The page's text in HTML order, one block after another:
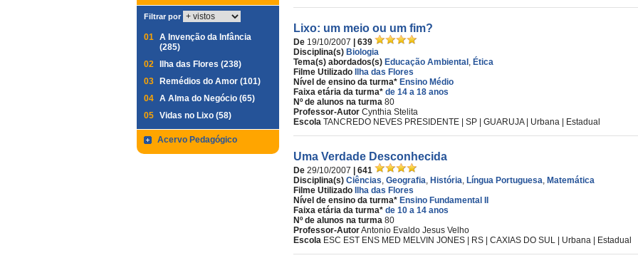
Filtrar por
01 A Invenção da Infância
(285)
02
Ilha das Flores (238)
03
Remédios do Amor (101)
04 A Alma do Negócio (65)
05 Vidas no Lixo (58)
Acervo Pedagógico
Lixo: um meio ou um fim?
De 19/10/2007
| 639
Disciplina(s) Biologia
Tema(s) abordados(s) Educação Ambiental , Ética
Filme Utilizado
Ilha das Flores
Nível de ensino da turma* Ensino Médio
Faixa etária da turma* de 14 a 18 anos
Nº de alunos na turma 80
Professor-Autor Cynthia Stelita
Escola TANCREDO NEVES PRESIDENTE | SP | GUARUJA | Urbana | Estadual
Uma Verdade Desconhecida
De 29/10/2007
| 641
Disciplina(s) Ciências, Geografia, História, Língua Portuguesa, Matemática
Filme Utilizado
Ilha das Flores
Nível de ensino da turma* Ensino Fundamental II
Faixa etária da turma* de 10 a 14 anos
Nº de alunos na turma 80
Professor-AutorAntonio Evaldo Jesus Velho
Escola ESC EST ENS MED MELVIN JONES | RS | CAXIAS DO SUL | Urbana | Estadual